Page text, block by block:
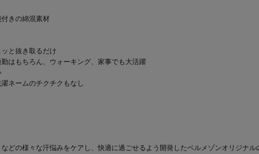
きの綿混素材
と抜き取るだけ
はもちろん、ウォーキング、家事でも大活躍
ネームのチクチクもなし
どの様々な汗悩みをケアし、快適に過ごせるよう開発したベルメゾンオリジナル